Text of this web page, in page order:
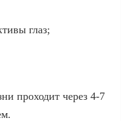
глаз;
проходит через 4-7